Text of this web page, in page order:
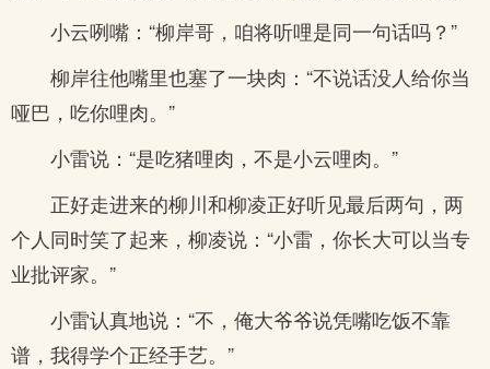
小云咧嘴：“柳岸哥，咱将听哩是同一句话吗？”
柳岸往他嘴里也塞了一块肉：“不说话没人给你当
哑巴，吃你哩肉。”
小雷说：“是吃猪哩肉，不是小云哩肉。”
正好走进来的柳川和柳凌正好听见最后两句，两
个人同时笑了起来，柳凌说：“小雷，你长大可以当专
业批评家。”
小雷认真地说：“不，俺大爷爷说凭嘴吃饭不靠
谱，我得学个正经手艺。”